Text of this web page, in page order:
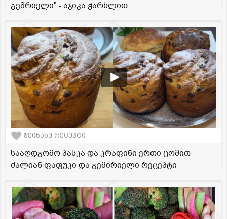
გემრიელი" - აჯიკა ჭარხლით
შეინახე რეცეპტი
სააღდგომო პასკა და კრაფინი ერთი ცომით -
ძალიან ფაფუკი და გემირიელი რეცეპტი